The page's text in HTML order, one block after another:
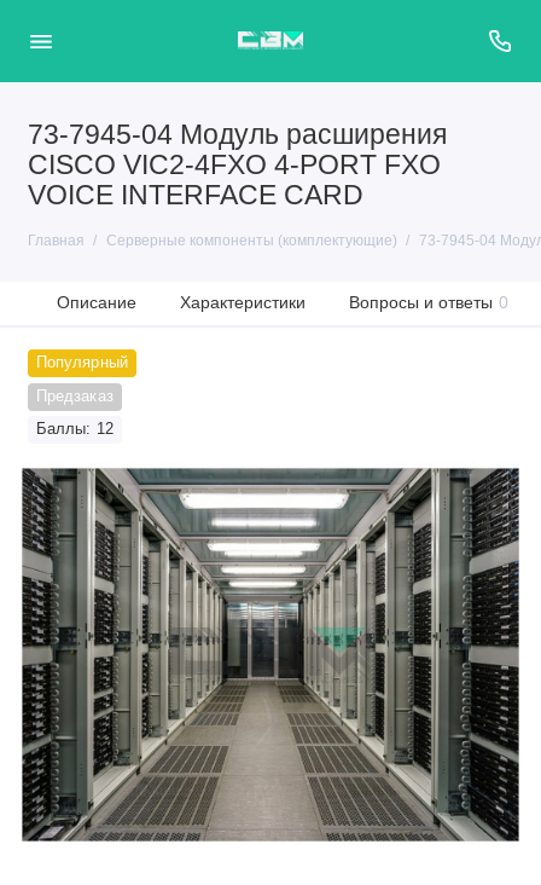
73-7945-04 Модуль расширения
CISCO VIC2-4FXO 4-PORT FXO
VOICE INTERFACE CARD
Главная Серверные компоненты (комплектующие) 73-7945-04
Описание Характеристики Вопросы и ответы 0
Популярный
Предзаказ
Баллы: 12